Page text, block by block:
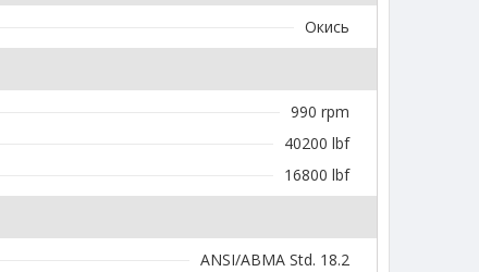
Окись
990 rpm
40200 lbf
16800 lbf
ANSI/ABMA Std. 18.2